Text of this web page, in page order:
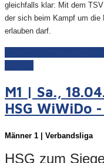
gleichfalls klar: Mit dem
der sich beim Kampf um die
erlauben darf.
M1 | Sa.,
HSG WiWiDo
Männer 1 | Verbandsliga
HSG zum